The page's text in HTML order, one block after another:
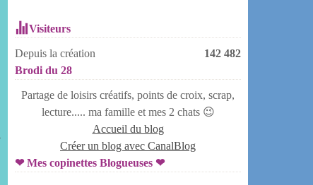
Visiteurs
Depuis la création
142 482
Brodi du 28
Partage de loisirs créatifs, points de croix, scrap,
lecture..... ma famille et mes 2 chats 😉
Accueil du blog
Créer un blog avec CanalBlog
❤ Mes copinettes Blogueuses ❤